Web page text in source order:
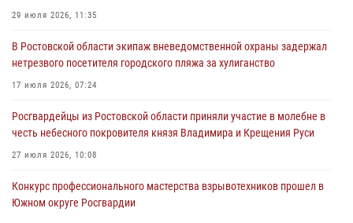
Конкурс профессионального мастерства взрывотехников прошел в
29 июля 2026, 11:35
В Ростовской области экипаж вневедомственной охраны задержал
нетрезвого посетителя городского пляжа за хулиганство
17 июля 2026, 07:24
Росгвардейцы из Ростовской области приняли участие в молебне в
честь небесного покровителя князя Владимира и Крещения Руси
27 июля 2026, 10:08
Конкурс профессионального мастерства взрывотехников прошел в
Южном округе Росгвардии